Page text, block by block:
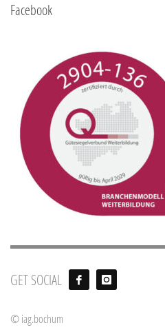
Facebook
GET SOCIAL
© iag.bochum